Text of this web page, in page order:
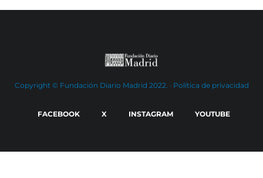
Copyright © Fundación Diario Madrid 2022. · Política de privacidad
FACEBOOK X INSTAGRAM YOUTUBE